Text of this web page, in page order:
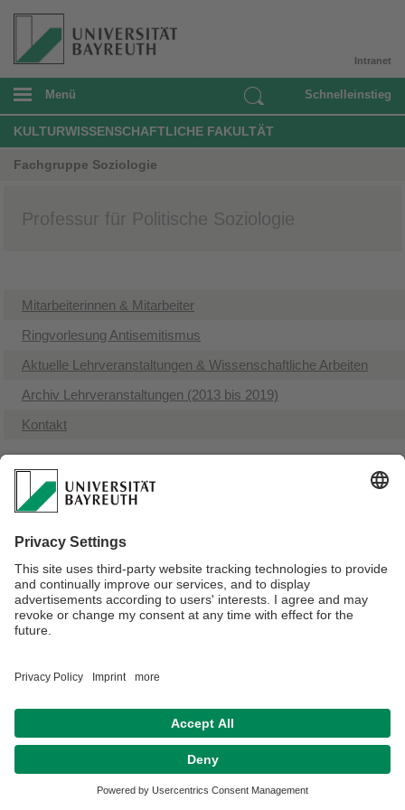
Intranet
Menü Schnelleinstieg
KULTURWISSENSCHAFTLICHE FAKULTÄT
Fachgruppe Soziologie
Professur für Politische Soziologie
Mitarbeiterinnen & Mitarbeiter
Ringvorlesung Antisemitismus
Aktuelle Lehrveranstaltungen & Wissenschaftliche Arbeiten
Archiv Lehrveranstaltungen (2013 bis 2019)
​Kontakt
Verantwortlich für die Redaktion:
Datenschutzerklärung Impressum Hausordnung Sitemap
Barrierefreiheitserklärung